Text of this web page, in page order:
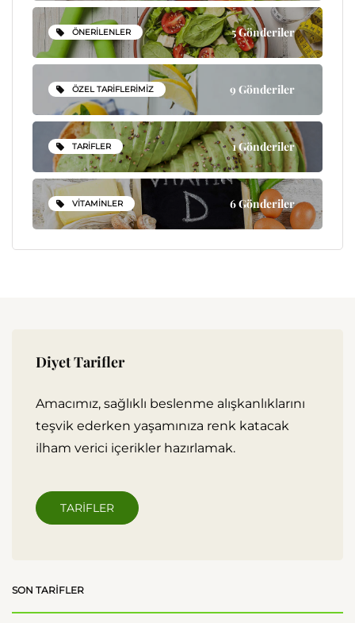
ÖNERILENLER 5 Gönderiler
ÖZEL TARIFLERIMIZ 9 Gönderiler
TARIFLER 1 Gönderiler
VITAMINLER 6 Gönderiler
Diyet Tarifler
Amacımız, sağlıklı beslenme alışkanlıklarını
teşvik ederken yaşamınıza renk katacak
ilham verici içerikler hazırlamak.
TARIFLER
SON TARIFLER